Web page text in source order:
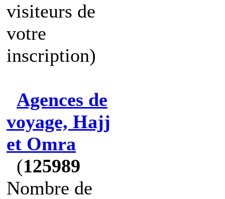
visiteurs de
votre
inscription)
Agences de
voyage, Hajj
et Omra
(125989
Nombre de